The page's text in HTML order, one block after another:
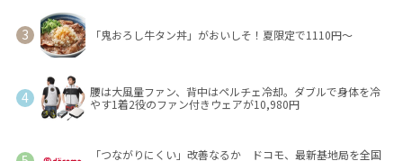
「鬼おろし牛タン丼」がおいしそ！夏限定で1110円～
腰は大風量ファン、背中はペルチェ冷却。ダブルで身体を冷
やす1着2役のファン付きウェアが10,980円
「つながりにくい」改善なるか ドコモ、最新基地局を全国